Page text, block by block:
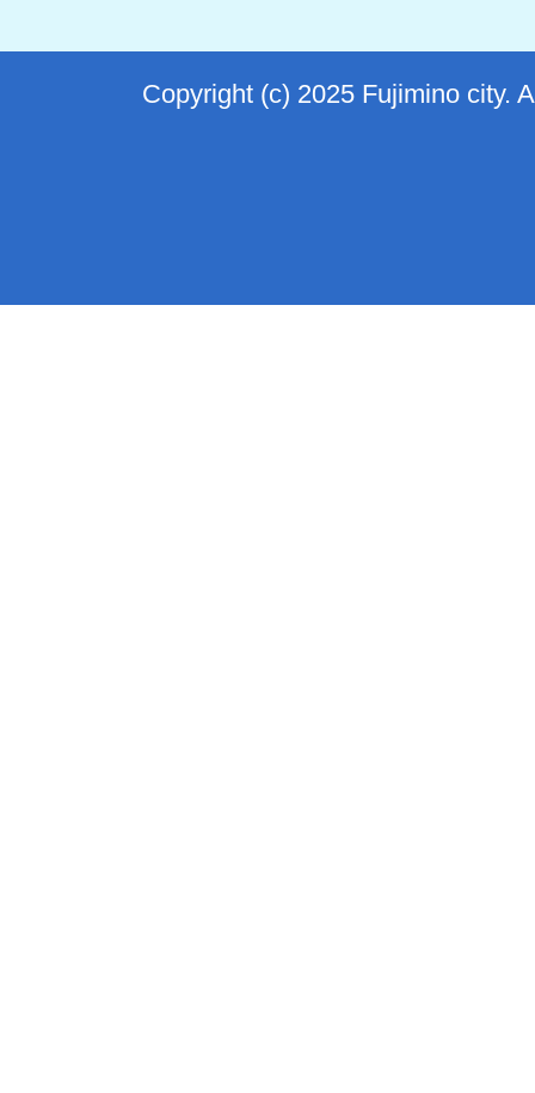
Copyright (c) 2025 Fujimino city.